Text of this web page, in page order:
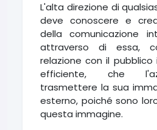
L'alta direzione di
deve conoscere e
della comunicazione
attraverso di essa,
relazione con il
efficiente, che
trasmettere la sua
esterno, poiché sono
questa immagine.